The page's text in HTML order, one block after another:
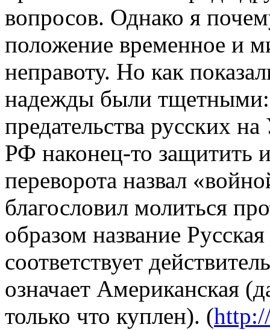
вопросов. Однако я
положение временное и
неправоту. Но как
надежды были
предательства русских
РФ наконец-то защитить
переворота назвал
благословил молиться
образом название
соответствует
означает Американская
только что куплен). (